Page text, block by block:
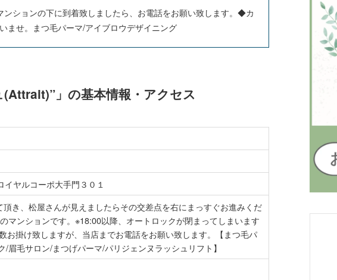
ションの下に到着致しましたら、お電話をお願い致します。◆カ
ませ。まつ毛パーマ/アイブロウデザイニング
」の基本情報・アクセス
ヤルコーポ大手門３０１
き、松屋さんが見えましたらその交差点を右にまっすぐお進みくだ
マンションです。※18:00以降、オートロックが閉まってしまいます
お掛け致しますが、当店までお電話をお願い致します。【まつ毛パ
眉毛サロン/まつげパーマ/パリジェンヌラッシュリフト】